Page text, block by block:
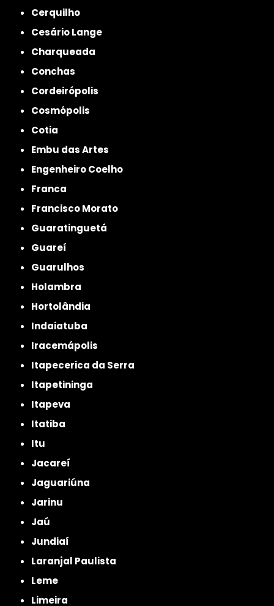
Cerquilho
Cesário Lange
Charqueada
Conchas
Cordeirópolis
Cosmópolis
Cotia
Embu das Artes
Engenheiro Coelho
Franca
Francisco Morato
Guaratinguetá
Guareí
Guarulhos
Holambra
Hortolândia
Indaiatuba
Iracemápolis
Itapecerica da Serra
Itapetininga
Itapeva
Itatiba
Itu
Jacareí
Jaguariúna
Jarinu
Jaú
Jundiaí
Laranjal Paulista
Leme
Limeira